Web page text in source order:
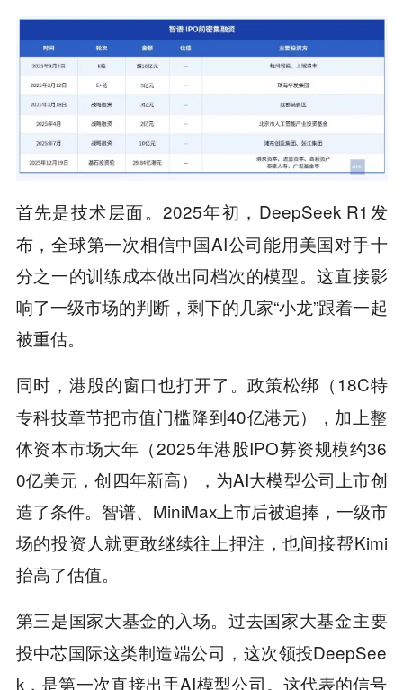
首先是技术层面。2025年初，DeepSeek R1发
布，全球第一次相信中国AI公司能用美国对手十
分之一的训练成本做出同档次的模型。这直接影
响了一级市场的判断，剩下的几家“小龙”跟着一起
被重估。
同时，港股的窗口也打开了。政策松绑（18C特
专科技章节把市值门槛降到40亿港元），加上整
体资本市场大年（2025年港股IPO募资规模约36
0亿美元，创四年新高），为AI大模型公司上市创
造了条件。智谱、MiniMax上市后被追捧，一级市
场的投资人就更敢继续往上押注，也间接帮Kimi
抬高了估值。
第三是国家大基金的入场。过去国家大基金主要
投中芯国际这类制造端公司，这次领投DeepSee
k，是第一次直接出手AI模型公司。这代表的信号